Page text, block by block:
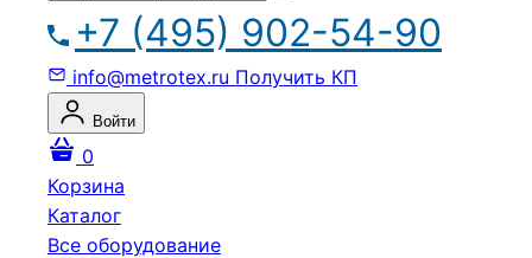
+7 (495) 902-54-90
info@metrotex.ru Получить КП
Войти
0
Корзина
Каталог
Все оборудование